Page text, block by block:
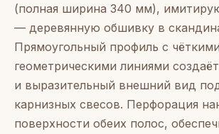
(полная ширина 340 мм),
— деревянную обшивку в
Прямоугольный профиль с чёткими
геометрическими линиями
и выразительный внешний вид
карнизных свесов. Перфорация
поверхности обеих полос,